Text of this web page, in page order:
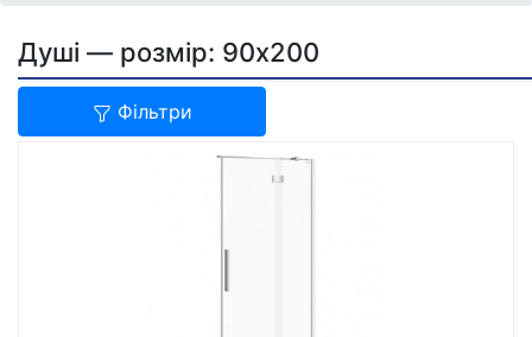
Душі — розмір: 90x200
Фільтри